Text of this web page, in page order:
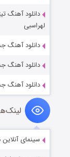
دانلود آهنگ
لهراسبی
دانلود آهنگ
دانلود آهنگ
دانلود آهنگ
سینمای